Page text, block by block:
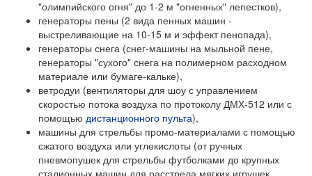
"олимпийского огня" до 1-2 м "огненных" лепестков),
генераторы пены (2 вида пенных машин -
выстреливающие на 10-15 м и эффект пенопада),
генераторы снега (снег-машины на мыльной пене,
генераторы "сухого" снега на полимерном расходном
материале или бумаге-кальке),
ветродуи (вентиляторы для шоу с управлением
скоростью потока воздуха по протоколу ДМХ-512 или с
помощью дистанционного пульта),
машины для стрельбы промо-материалами с помощью
сжатого воздуха или углекислоты (от ручных
пневмопушек для стрельбы футболками до крупных
стадионных машин для расстрела мягких игрушек,